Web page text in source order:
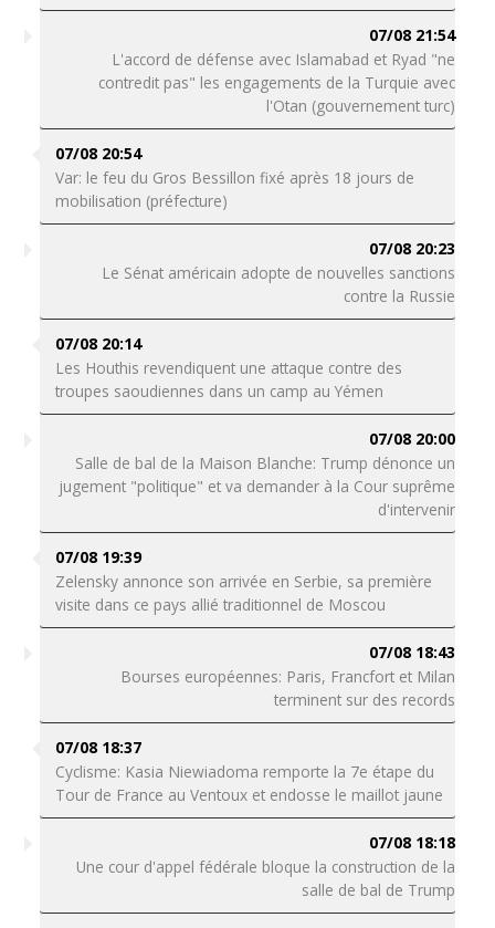
07/08 21:54
L'accord de défense avec Islamabad et Ryad "ne
contredit pas" les engagements de la Turquie avec
l'Otan (gouvernement turc)
07/08 20:54
Var: le feu du Gros Bessillon fixé après 18 jours de
mobilisation (préfecture)
07/08 20:23
Le Sénat américain adopte de nouvelles sanctions
contre la Russie
07/08 20:14
Les Houthis revendiquent une attaque contre des
troupes saoudiennes dans un camp au Yémen
07/08 20:00
Salle de bal de la Maison Blanche: Trump dénonce un
jugement "politique" et va demander à la Cour suprême
d'intervenir
07/08 19:39
Zelensky annonce son arrivée en Serbie, sa première
visite dans ce pays allié traditionnel de Moscou
07/08 18:43
Bourses européennes: Paris, Francfort et Milan
terminent sur des records
07/08 18:37
Cyclisme: Kasia Niewiadoma remporte la 7e étape du
Tour de France au Ventoux et endosse le maillot jaune
07/08 18:18
Une cour d'appel fédérale bloque la construction de la
salle de bal de Trump